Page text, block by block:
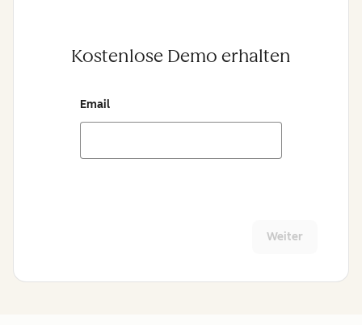
Kostenlose Demo erhalten
Email
Weiter